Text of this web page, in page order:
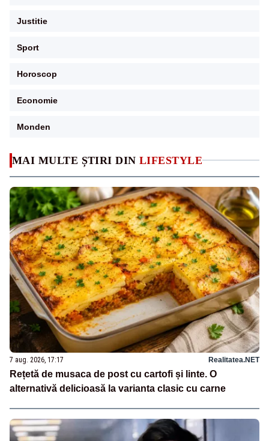
MAI MULTE ȘTIRI DIN LIFESTYLE
7 aug. 2026, 17:17 Realitatea.NET
Rețetă de musaca de post cu cartofi și linte. O
alternativă delicioasă la varianta clasic cu carne
Justitie
Sport
Horoscop
Economie
Monden